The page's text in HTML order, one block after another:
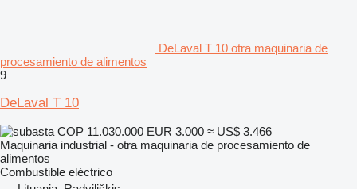
DeLaval T 10 otra maquinaria de
procesamiento de alimentos
9
DeLaval T 10
COP 11.030.000 EUR 3.000 ≈ US$ 3.466
Maquinaria industrial - otra maquinaria de procesamiento de
alimentos
Combustible eléctrico